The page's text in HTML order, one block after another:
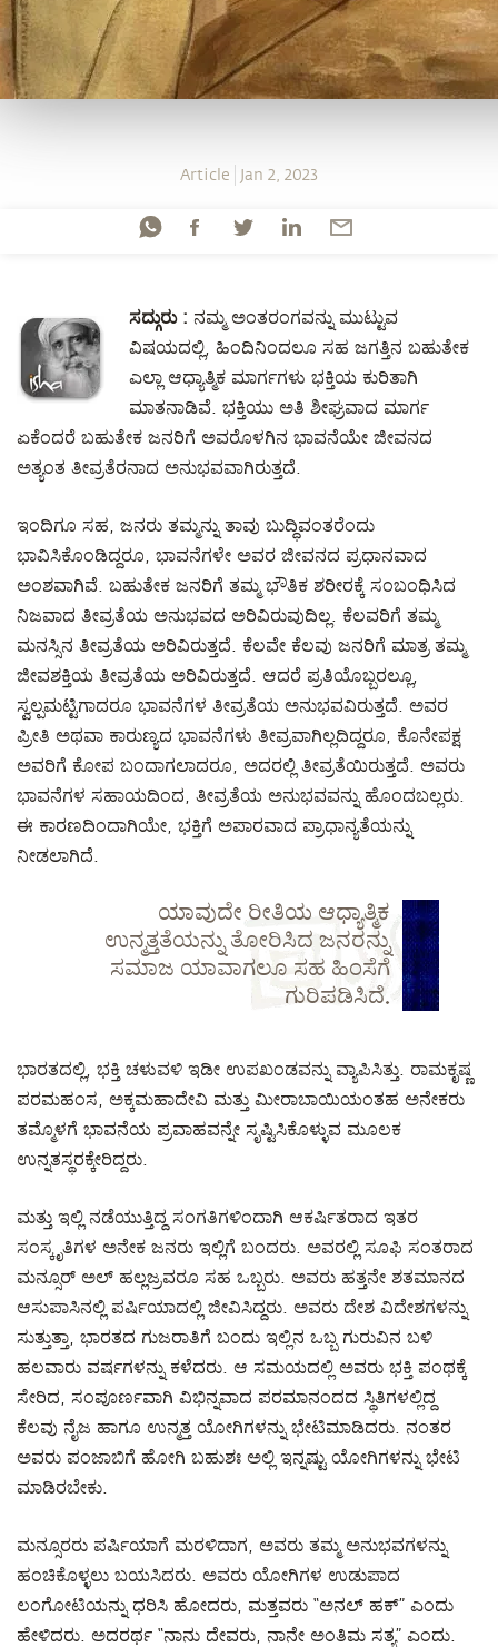
Article Jan 2, 2023
ಸದ್ಗುರು : ನಮ್ಮ ಅಂತರಂಗವನ್ನು ಮುಟ್ಟುವ
ವಿಷಯದಲ್ಲಿ, ಹಿಂದಿನಿಂದಲೂ ಸಹ ಜಗತ್ತಿನ ಬಹುತೇಕ
ಎಲ್ಲಾ ಆಧ್ಯಾತ್ಮಿಕ ಮಾರ್ಗಗಳು ಭಕ್ತಿಯ ಕುರಿತಾಗಿ
ಮಾತನಾಡಿವೆ. ಭಕ್ತಿಯು ಅತಿ ಶೀಘ್ರವಾದ ಮಾರ್ಗ
ಏಕೆಂದರೆ ಬಹುತೇಕ ಜನರಿಗೆ ಅವರೊಳಗಿನ ಭಾವನೆಯೇ ಜೀವನದ
ಅತ್ಯಂತ ತೀವ್ರತೆರನಾದ ಅನುಭವವಾಗಿರುತ್ತದೆ.
ಇಂದಿಗೂ ಸಹ, ಜನರು ತಮ್ಮನ್ನು ತಾವು ಬುದ್ಧಿವಂತರೆಂದು
ಭಾವಿಸಿಕೊಂಡಿದ್ದರೂ, ಭಾವನೆಗಳೇ ಅವರ ಜೀವನದ ಪ್ರಧಾನವಾದ
ಅಂಶವಾಗಿವೆ. ಬಹುತೇಕ ಜನರಿಗೆ ತಮ್ಮ ಭೌತಿಕ ಶರೀರಕ್ಕೆ ಸಂಬಂಧಿಸಿದ
ನಿಜವಾದ ತೀವ್ರತೆಯ ಅನುಭವದ ಅರಿವಿರುವುದಿಲ್ಲ. ಕೆಲವರಿಗೆ ತಮ್ಮ
ಮನಸ್ಸಿನ ತೀವ್ರತೆಯ ಅರಿವಿರುತ್ತದೆ. ಕೆಲವೇ ಕೆಲವು ಜನರಿಗೆ ಮಾತ್ರ ತಮ್ಮ
ಜೀವಶಕ್ತಿಯ ತೀವ್ರತೆಯ ಅರಿವಿರುತ್ತದೆ. ಆದರೆ ಪ್ರತಿಯೊಬ್ಬರಲ್ಲೂ,
ಸ್ವಲ್ಪಮಟ್ಟಿಗಾದರೂ ಭಾವನೆಗಳ ತೀವ್ರತೆಯ ಅನುಭವವಿರುತ್ತದೆ. ಅವರ
ಪ್ರೀತಿ ಅಥವಾ ಕಾರುಣ್ಯದ ಭಾವನೆಗಳು ತೀವ್ರವಾಗಿಲ್ಲದಿದ್ದರೂ, ಕೊನೇಪಕ್ಷ
ಅವರಿಗೆ ಕೋಪ ಬಂದಾಗಲಾದರೂ, ಅದರಲ್ಲಿ ತೀವ್ರತೆಯಿರುತ್ತದೆ. ಅವರು
ಭಾವನೆಗಳ ಸಹಾಯದಿಂದ, ತೀವ್ರತೆಯ ಅನುಭವವನ್ನು ಹೊಂದಬಲ್ಲರು.
ಈ ಕಾರಣದಿಂದಾಗಿಯೇ, ಭಕ್ತಿಗೆ ಅಪಾರವಾದ ಪ್ರಾಧಾನ್ಯತೆಯನ್ನು
ನೀಡಲಾಗಿದೆ.
ಯಾವುದೇ ರೀತಿಯ ಆಧ್ಯಾತ್ಮಿಕ
ಉನ್ಮತ್ತತೆಯನ್ನು ತೋರಿಸಿದ ಜನರನ್ನು
ಸಮಾಜ ಯಾವಾಗಲೂ ಸಹ ಹಿಂಸೆಗೆ
ಗುರಿಪಡಿಸಿದೆ.
ಭಾರತದಲ್ಲಿ, ಭಕ್ತಿ ಚಳುವಳಿ ಇಡೀ ಉಪಖಂಡವನ್ನು ವ್ಯಾಪಿಸಿತ್ತು. ರಾಮಕೃಷ್ಣ
ಪರಮಹಂಸ, ಅಕ್ಕಮಹಾದೇವಿ ಮತ್ತು ಮೀರಾಬಾಯಿಯಂತಹ ಅನೇಕರು
ತಮ್ಮೊಳಗೆ ಭಾವನೆಯ ಪ್ರವಾಹವನ್ನೇ ಸೃಷ್ಟಿಸಿಕೊಳ್ಳುವ ಮೂಲಕ
ಉನ್ನತಸ್ಥರಕ್ಕೇರಿದ್ದರು.
ಮತ್ತು ಇಲ್ಲಿ ನಡೆಯುತ್ತಿದ್ದ ಸಂಗತಿಗಳಿಂದಾಗಿ ಆಕರ್ಷಿತರಾದ ಇತರ
ಸಂಸ್ಕೃತಿಗಳ ಅನೇಕ ಜನರು ಇಲ್ಲಿಗೆ ಬಂದರು. ಅವರಲ್ಲಿ ಸೂಫಿ ಸಂತರಾದ
ಮನ್ಸೂರ್ ಅಲ್ ಹಲ್ಲಜ್ರವರೂ ಸಹ ಒಬ್ಬರು. ಅವರು ಹತ್ತನೇ ಶತಮಾನದ
ಆಸುಪಾಸಿನಲ್ಲಿ ಪರ್ಷಿಯಾದಲ್ಲಿ ಜೀವಿಸಿದ್ದರು. ಅವರು ದೇಶ ವಿದೇಶಗಳನ್ನು
ಸುತ್ತುತ್ತಾ, ಭಾರತದ ಗುಜರಾತಿಗೆ ಬಂದು ಇಲ್ಲಿನ ಒಬ್ಬ ಗುರುವಿನ ಬಳಿ
ಹಲವಾರು ವರ್ಷಗಳನ್ನು ಕಳೆದರು. ಆ ಸಮಯದಲ್ಲಿ ಅವರು ಭಕ್ತಿ ಪಂಥಕ್ಕೆ
ಸೇರಿದ, ಸಂಪೂರ್ಣವಾಗಿ ವಿಭಿನ್ನವಾದ ಪರಮಾನಂದದ ಸ್ಥಿತಿಗಳಲ್ಲಿದ್ದ
ಕೆಲವು ನೈಜ ಹಾಗೂ ಉನ್ಮತ್ತ ಯೋಗಿಗಳನ್ನು ಭೇಟಿಮಾಡಿದರು. ನಂತರ
ಅವರು ಪಂಜಾಬಿಗೆ ಹೋಗಿ ಬಹುಶಃ ಅಲ್ಲಿ ಇನ್ನಷ್ಟು ಯೋಗಿಗಳನ್ನು ಭೇಟಿ
ಮಾಡಿರಬೇಕು.
ಮನ್ಸೂರರು ಪರ್ಷಿಯಾಗೆ ಮರಳಿದಾಗ, ಅವರು ತಮ್ಮ ಅನುಭವಗಳನ್ನು
ಹಂಚಿಕೊಳ್ಳಲು ಬಯಸಿದರು. ಅವರು ಯೋಗಿಗಳ ಉಡುಪಾದ
ಲಂಗೋಟಿಯನ್ನು ಧರಿಸಿ ಹೋದರು, ಮತ್ತವರು “ಅನಲ್ ಹಕ್” ಎಂದು
ಹೇಳಿದರು. ಅದರರ್ಥ “ನಾನು ದೇವರು, ನಾನೇ ಅಂತಿಮ ಸತ್ಯ” ಎಂದು.